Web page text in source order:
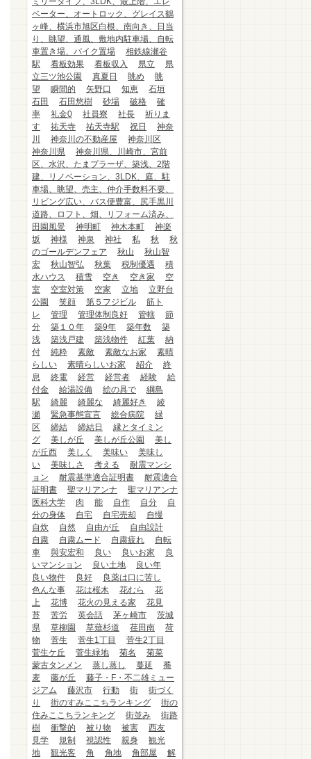
ベーター、オートロック、グレイス鶴
ヶ峰、横浜市旭区白根、南向き、日当
り、眺望、通風、敷地内駐車場、自転
車置き場、バイク置場
相鉄線瀬谷
駅
看板効果 看板収入 県立
県
立三ツ池公園
真夏日 眺め
眺
望
瞬間的 矢野口 知恵
石垣
石田
石田悠樹 砂場 破格
確
率
礼金0 社員寮 社長
祈りま
す
祐天寺 祐天寺駅 祝日
神奈
川
神奈川の不動産屋
神奈川区
神奈川県
神奈川県、川崎市、宮前
区、水沢、たまプラーザ、築浅、2階
建、リノベーション、3LDK、庭、駐
車場、眺望、売主、仲介手数料不要、
リビング広い、バス便豊富、尻手黒川
道路、ロフト、畑、リフォーム済み、
田園風景
神明町 神木本町
神楽
坂
神様 神泉 神社 私 秋
秋
のゴールデンフェア
秋山
秋山智
宏
秋山智弘 秋葉 税制優遇
積
水ハウス
積雪 空き 空き家
空
室
空室対策 空家 立地
立野台
公園
笑顔 第５フジビル
筋ト
レ
管理 管理体制良好 管轄
節
分
築１０年 築9年 築年数
築
浅
築浅戸建 築浅物件 紅葉
納
付
純粋 素敵 素敵なお家
素晴
らしい
素晴らしいお家 紹介
終
息
終電 経営 経営者 経験
給
付金
給湯設備 絵の具で
綱島
駅
綺麗 綺麗な 綺麗好き
綾
瀬
緊急事態宣言 総合病院
緑
区
締結 締結日
縁とタイミン
グ
美しが丘 美しが丘公園
美し
が丘西
美しく 美味い
美味し
い
美味しさ 考える
耐震マンシ
ョン
耐震基準適合証明書
耐震適合
証明書
聖マリアンナ
聖マリアンナ
医科大学
肉 能 自作 自分
自
分の身体
自宅 自宅売却
自慢
自炊
自然 自由が丘
自由設計
自粛
自粛ムード 自粛疲れ
自転
車
與安宏和 良い 良いお家
良
いマンション
良い土地
良い年
良い物件
良好
良薬は口に苦し
色んな事
花は桜木 花むら
花
上
花博 花火の見える家
花見
苔
苦労 英会話 茅ヶ崎市
茨城
県
草柳園 草薙杉道 荏田南
荷
物
菅生 菅生1丁目
菅生2丁目
菅生ケ丘
菅生緑地 菊名
菊菜
蒙古タンメン
蒸し蒸し 蔓延
蕎
麦
藤が丘
藤子・F・不二雄ミュー
ジアム
藤沢市 行動 街
街づく
り
街のすみここちランキング
街の
住みここちランキング
街並み
街路
樹
衝撃的 被り物 被害
西友
見学
規制 視認性 親身
観光
地
観光客 角 角地 角部屋
解